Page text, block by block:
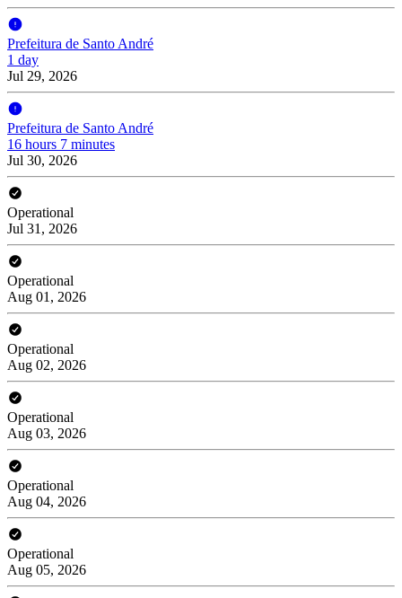
Prefeitura de Santo André
1 day
Jul 29, 2026
Prefeitura de Santo André
16 hours 7 minutes
Jul 30, 2026
Operational
Jul 31, 2026
Operational
Aug 01, 2026
Operational
Aug 02, 2026
Operational
Aug 03, 2026
Operational
Aug 04, 2026
Operational
Aug 05, 2026